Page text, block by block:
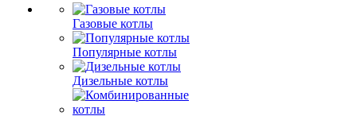
Газовые котлы
Популярные котлы
Дизельные котлы